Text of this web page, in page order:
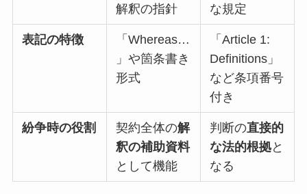
解釈の指針
な規定
表記の特徴
「Whereas…
」や箇条書き
形式
「Article 1:
Definitions」
など条項番号
付き
紛争時の役割 契約全体の解
釈の補助資料
として機能
判断の直接的
な法的根拠と
なる